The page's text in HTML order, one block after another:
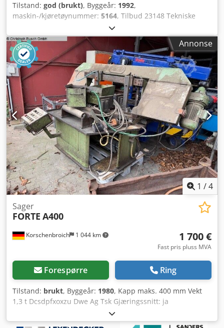
Tilstand: god (brukt), Byggeår: 1992,
maskin-/kjøretøynummer: 5164, Tilbud 23148 Tekniske
data: - med hydraulisk spenn- og fremmatingsinnretning -
Skjæreområde: rund 320 mm - Firkant: 300 x 300 mm -
Maks. kappelengde per enkelt slag: opptil 400 mm -
Flerfoldig fremmating opptil 10 x 400 mm -
Båndsagbladmål: 3660 x 25 x 0,9 mm - Trinnløst justerbar
skjærehastighet: 20 - 100 o/min - Trinnløst hydraulisk
justerbar fremmatingshastighet - Kjølemiddelinnretning -
Materialeoppleggshøyde: 720 mm - Båndsag: Dcjdpfx Aeq
Evn Esg Tok - Drift: 400 V / 2,5 kW - Plassbehov ca.: B 1950 x
H 1250 x D 1500 mm - Vekt ca.: 1000 kg
Annonse
1 /4
Korschenbroich 1 044 km
Sager
FORTE A400
1 700 €
Fast pris pluss MVA
Forespørre Ring
Tilstand: brukt, Byggeår: 1980, Kapp maks. 400 mm Vekt
1,3 t Dcsdpfxoxzu Dwe Ag Tsk Gjæringssnitt: ja